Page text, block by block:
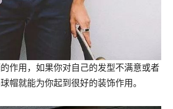
作用，如果你对自己的发型不满意或者
帽就能为你起到很好的装饰作用。